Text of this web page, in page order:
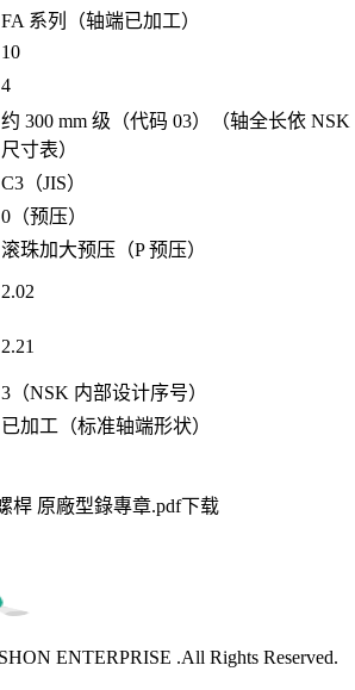
FA 系列（轴端已加工）
10
4
约 300 mm 级（代码 03）（轴全长依 NSK
尺寸表）
C3（JIS）
0（预压）
滚珠加大预压（P 预压）
2.02
2.21
3（NSK 内部设计序号）
已加工（标准轴端形状）
桿 原廠型錄專章.pdf下载
ENTERPRISE .All Rights Reserved.